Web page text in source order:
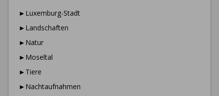
►Luxemburg-Stadt
►Landschaften
►Natur
►Moseltal
►Tiere
►Nachtaufnahmen